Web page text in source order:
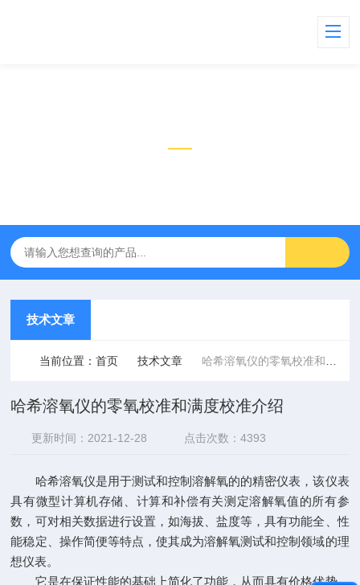
技术文章
当前位置：首页 技术文章 哈希溶氧仪的零氧校准和满度校准介绍
哈希溶氧仪的零氧校准和满度校准介绍
更新时间：2021-12-28 点击次数：4393
哈希溶氧仪是用于测试和控制溶解氧的的精密仪表，该仪表
具有微型计算机存储、计算和补偿有关测定溶解氧值的所有参
数，可对相关数据进行设置，如海拔、盐度等，具有功能全、性
能稳定、操作简便等特点，使其成为溶解氧测试和控制领域的理
想仪表。
它是在保证性能的基础上简化了功能，从而具有价格优势。